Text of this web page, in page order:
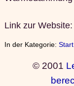
Link zur Website:
In der Kategorie: Start
© 2001